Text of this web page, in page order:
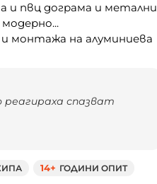
и пвц дограма и метални
монтажа на алуминиева
спазват
14+ ГОДИНИ ОПИТ